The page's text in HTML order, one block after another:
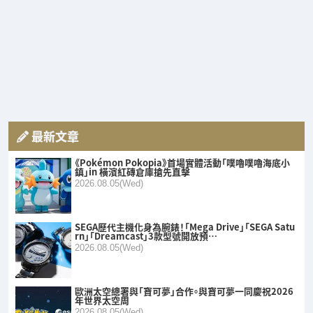
最新文章
《Pokémon Pokopia》首場實體活動「噗嚕噗嚕海底小
鎮」in 橫濱紅磚倉庫搶先直擊
2026.08.05(Wed)
SEGA歷代主機化身為腕錶！「Mega Drive」「SEGA Satu
rn」「Dreamcast」3款型號開放預…
2026.08.05(Wed)
歐洲太空總署與「寶可夢」合作。與寶可夢一同慶祝2026
年世界太空周